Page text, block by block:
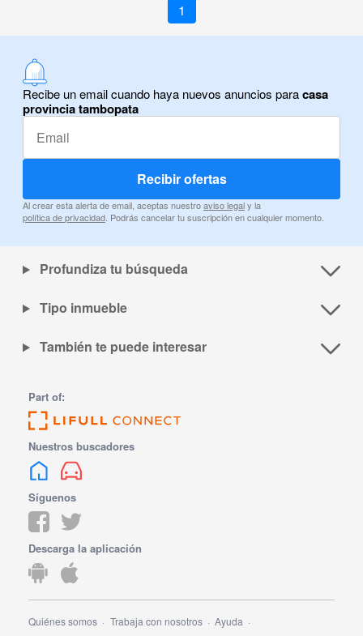
1
Recibe un email cuando haya nuevos anuncios paracasa
provincia tambopata
Recibir ofertas
Al crear esta alerta de email, aceptas nuestroaviso legaly la
política de privacidad. Podrás cancelar tu suscripción en cualquier momento.
Profundiza tu búsqueda
Tipo inmueble
También te puede interesar
Part of:
Nuestros buscadores
Síguenos
Descarga la aplicación
Quiénes somos Trabaja con nosotros Ayuda